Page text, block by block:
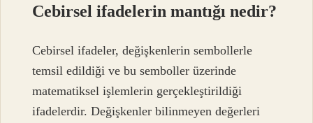
Cebirsel ifadelerin mantığı nedir?
Cebirsel ifadeler, değişkenlerin sembollerle
temsil edildiği ve bu semboller üzerinde
matematiksel işlemlerin gerçekleştirildiği
ifadelerdir. Değişkenler bilinmeyen değerleri